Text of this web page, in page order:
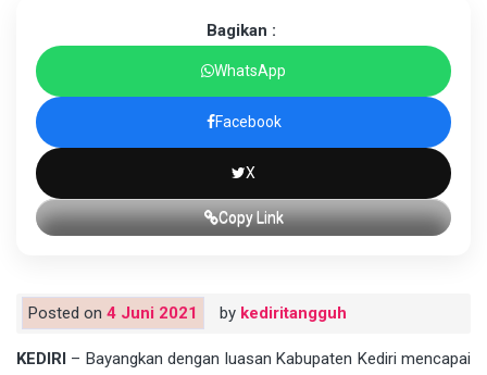
Bagikan :
WhatsApp
Facebook
X
Copy Link
Posted on 4 Juni 2021 by kediritangguh
KEDIRI – Bayangkan dengan luasan Kabupaten Kediri mencapai